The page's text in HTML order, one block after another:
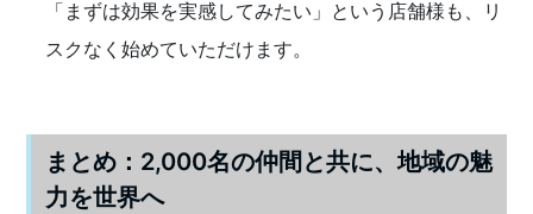
「まずは効果を実感してみたい」という店舗様も、リ
スクなく始めていただけます。
まとめ：2,000名の仲間と共に、地域の魅
力を世界へ